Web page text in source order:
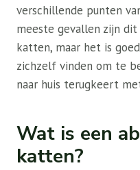
verschillende punten
meeste gevallen zijn
katten, maar het is
zichzelf vinden om te
naar huis terugkeert
Wat is een
katten?